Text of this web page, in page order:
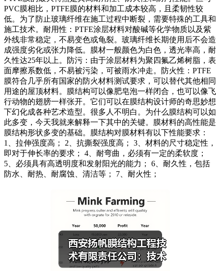
PVC膜相比，PTFE膜的材料和加工成本较高，且柔韧性较
低。为了防止玻璃纤维在施工过程中断裂，需要特殊的工具和
施工技术。耐用性：PTFE涂层材料对酸碱等化学物质以及紫
外线非常稳定，不易变色或龟裂。玻璃纤维长期使用后不会造
成强度劣化或张力降低。膜材一般颜色为白色，透光率高，耐
久性达25年以上。防污：由于涂层材料为聚四氟乙烯树脂，表
面摩擦系数低，不易被污染，可被雨水冲走。防火性：PTFE
膜符合几乎所有国家的防火材料测试要求，可以替代其他相同
用途的屋顶材料。膜结构可以像肥皂泡一样闭合，也可以像飞
行动物的翅膀一样张开。它们可以在膜结构设计师的奇思妙想
下幻化成各种艺术造型。很多人不明白。为什么膜结构可以如
此多变，今天我就来解释一下其中的关键。膜材料的高性能是
膜结构形状多变的基础。膜结构对膜材料有以下性能要求：
1、拉伸强度高； 2、抗撕裂强度高； 3、材料的尺寸稳定性，
即对于伸长率的要求； 4、耐弯曲，必须有一定的柔软度；
5、必须具有高透明度和发射阳光的能力； 6、耐久性，包括
防水、耐热、耐腐蚀、清洁等； 7、耐火性；